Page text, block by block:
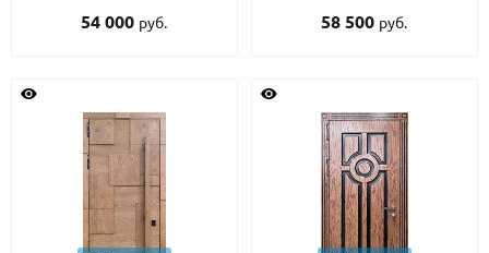
панелях МДФ со шпоновым
54 000 руб. 58 500 руб.